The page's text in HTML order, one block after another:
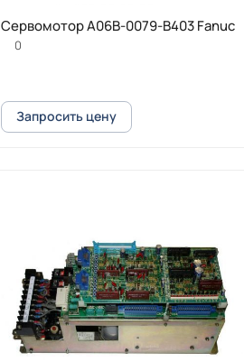
Cервомотор A06B-0079-B403 Fanuc
0
Запросить цену